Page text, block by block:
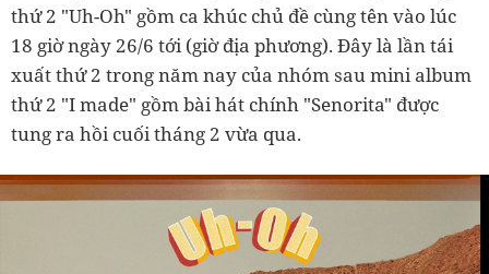
thứ 2 "Uh-Oh" gồm ca khúc chủ đề cùng tên vào lúc
18 giờ ngày 26/6 tới (giờ địa phương). Đây là lần tái
xuất thứ 2 trong năm nay của nhóm sau mini album
thứ 2 "I made" gồm bài hát chính "Senorita" được
tung ra hồi cuối tháng 2 vừa qua.